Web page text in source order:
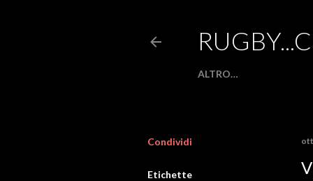
ALTRO…
Condividi
Etichette